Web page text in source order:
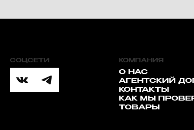
СОЦСЕТИ КОМПАНИЯ
О НАС
АГЕНТСКИЙ
КОНТАКТЫ
КАК МЫ
ТОВАРЫ